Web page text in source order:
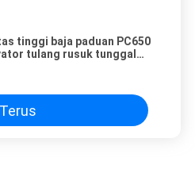
tinggi baja paduan PC650
tulang rusuk tunggal
Terus